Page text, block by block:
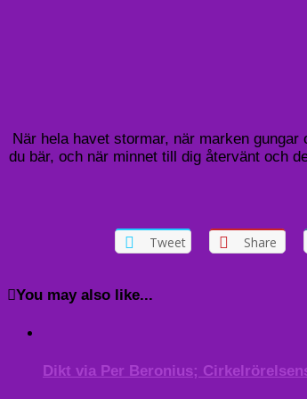
När hela havet stormar, när marken
du bär, och när minnet till dig återvänt och
Tweet
Share
You may also like...
Dikt via Per Beronius;